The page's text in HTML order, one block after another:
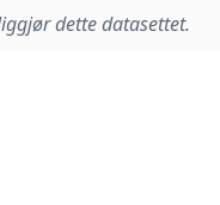
dette datasettet.